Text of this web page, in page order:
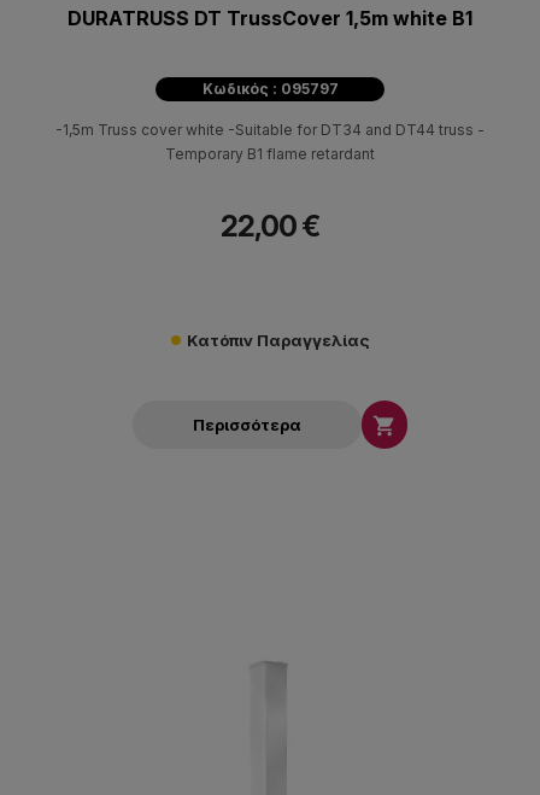
DURATRUSS DT TrussCover 1,5m white B1
Κωδικός : 095797
-1,5m Truss cover white -Suitable for DT34 and DT44 truss -
Temporary B1 flame retardant
22,00 €
Κατόπιν Παραγγελίας
Περισσότερα 